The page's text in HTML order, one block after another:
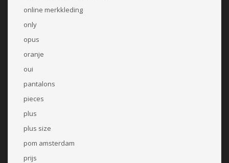
online merkkleding
only
opus
oranje
oui
pantalons
pieces
plus
plus size
pom amsterdam
prijs